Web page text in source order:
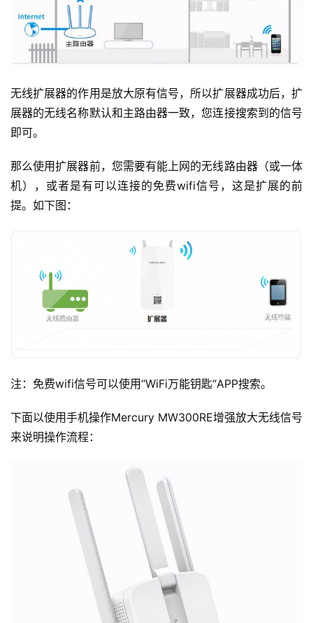
无线扩展器的作用是放大原有信号，所以扩展器成功后，扩
展器的无线名称默认和主路由器一致，您连接搜索到的信号
即可。
那么使用扩展器前，您需要有能上网的无线路由器（或一体
机），或者是有可以连接的免费wifi信号，这是扩展的前
提。如下图：
注：免费wifi信号可以使用“WiFi万能钥匙“APP搜索。
下面以使用手机操作Mercury MW300RE增强放大无线信号
来说明操作流程：